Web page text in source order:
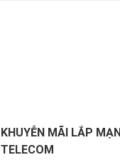
KHUYỄN MÃI LẮP
TELECOM